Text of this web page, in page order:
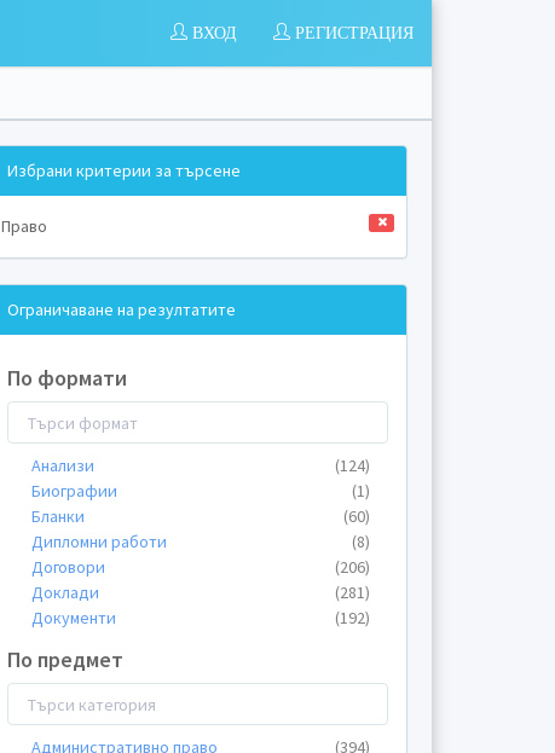
РЕГИСТРАЦИЯ
ВХОД
Избрани критерии за търсене
Право
Ограничаване на резултатите
По формати
Анализи
(124)
Биографии
(1)
Бланки
(60)
Дипломни работи
(8)
Договори
(206)
Доклади
(281)
Документи
(192)
Есета
Заявления
(169)
Казуси
(282)
По предмет
Административно право
(394)